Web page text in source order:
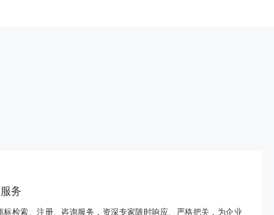
务
标检索、注册、咨询服务，资深专家随时响应、严格把关，为企业